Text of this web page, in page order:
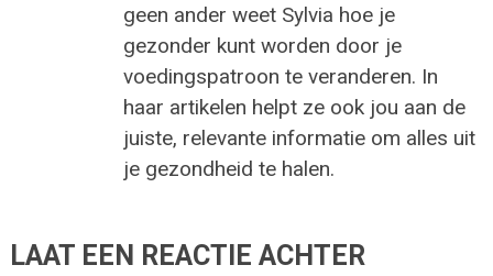
geen ander weet Sylvia hoe je
gezonder kunt worden door je
voedingspatroon te veranderen. In
haar artikelen helpt ze ook jou aan de
juiste, relevante informatie om alles uit
je gezondheid te halen.
LAAT EEN REACTIE ACHTER